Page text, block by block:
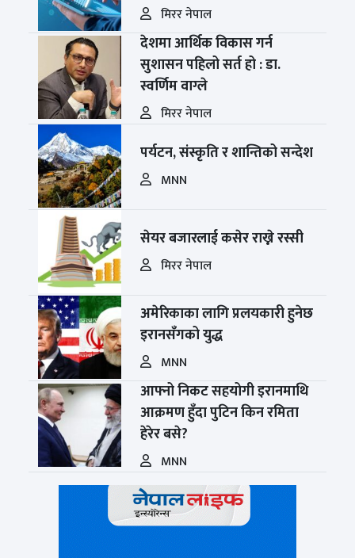
मिरर नेपाल
देशमा आर्थिक विकास गर्न
सुशासन पहिलो सर्त हो : डा.
स्वर्णिम वाग्ले
मिरर नेपाल
पर्यटन, संस्कृति र शान्तिको सन्देश
MNN
सेयर बजारलाई कसेर राख्ने रस्सी
मिरर नेपाल
अमेरिकाका लागि प्रलयकारी हुनेछ
इरानसँगको युद्ध
MNN
आफ्नो निकट सहयोगी इरानमाथि
आक्रमण हुँदा पुटिन किन रमिता
हेरेर बसे?
MNN